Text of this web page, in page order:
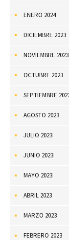
ENERO 2024
DICIEMBRE 2023
NOVIEMBRE 2023
OCTUBRE 2023
SEPTIEMBRE
AGOSTO 2023
JULIO 2023
JUNIO 2023
MAYO 2023
ABRIL 2023
MARZO 2023
FEBRERO 2023